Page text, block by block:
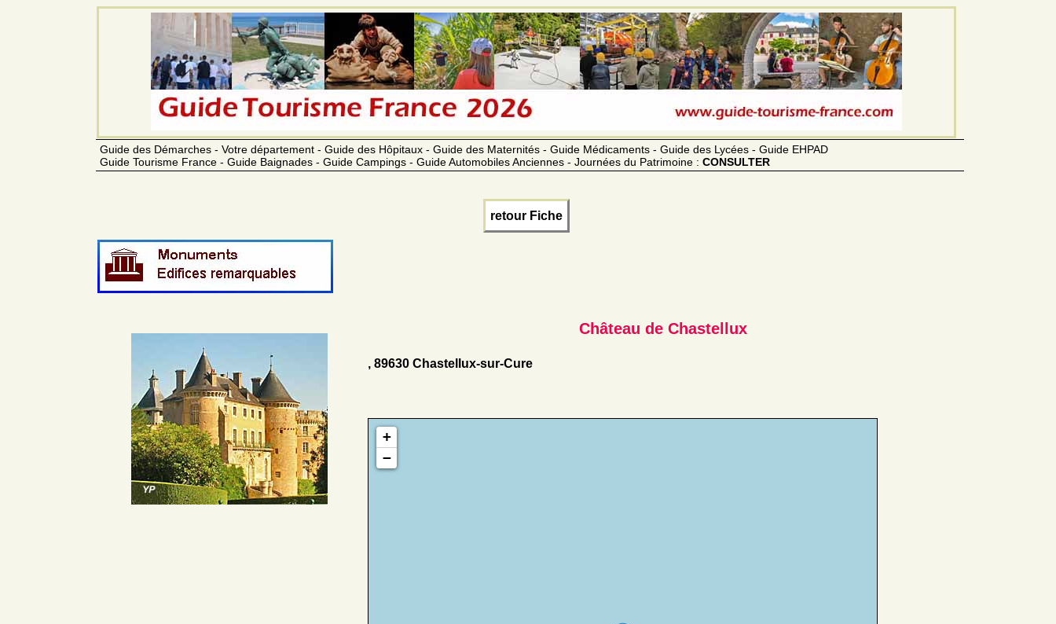
Guide des Démarches - Votre département - Guide des Hôpitaux - Guide des Maternités - Guide Médicaments - Guide des Lycées - Guide EHPAD
Guide Tourisme France - Guide Baignades - Guide Campings - Guide Automobiles Anciennes - Journées du Patrimoine : CONSULTER
retour Fiche
Château de Chastellux
, 89630 Chastellux-sur-Cure
+
−